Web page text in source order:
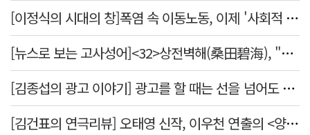
[이정식의 시대의 창]폭염 속 이동노동, 이제 '사회적 위험 관리'로 전환할 때
[뉴스로 보는 고사성어]<32>상전벽해(桑田碧海), "뽕나무밭이 푸른 바다가 되었다."
[김종섭의 광고 이야기] 광고를 할 때는 선을 넘어도 좋습니다.
[김건표의 연극리뷰] 오태영 신작, 이우천 연출의 <양은 양순하다>"국민을 온순한 양으로 길들이는 전체주의적 정치의 알레고리"